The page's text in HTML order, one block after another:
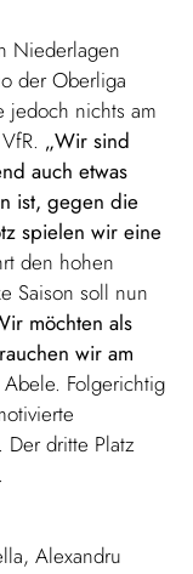
Niederlagen
der Oberliga
jedoch nichts am
„Wir sind
auch etwas
ist, gegen die
spielen wir eine
den hohen
Saison soll nun
möchten als
wir am
Folgerichtig
Der dritte Platz
Alexandru